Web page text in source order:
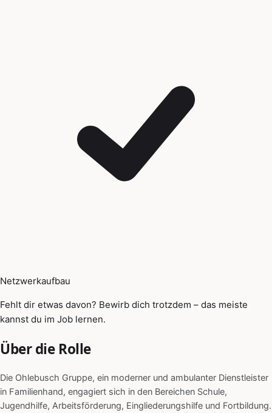
Netzwerkaufbau
Fehlt dir etwas davon? Bewirb dich trotzdem – das meiste
kannst du im Job lernen.
Über die Rolle
Die Ohlebusch Gruppe, ein moderner und ambulanter Dienstleister
in Familienhand, engagiert sich in den Bereichen Schule,
Jugendhilfe, Arbeitsförderung, Eingliederungshilfe und Fortbildung.